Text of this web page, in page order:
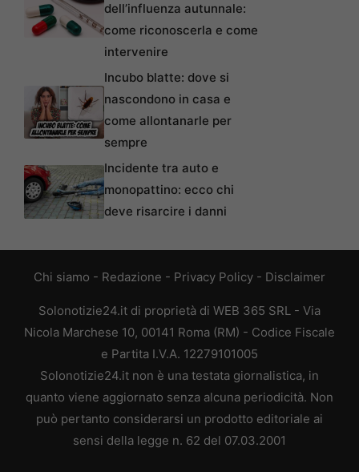
dell’influenza autunnale:
come riconoscerla e come
intervenire
Incubo blatte: dove si
nascondono in casa e
come allontanarle per
sempre
Incidente tra auto e
monopattino: ecco chi
deve risarcire i danni
Chi siamo - Redazione - Privacy Policy - Disclaimer
Solonotizie24.it di proprietà di WEB 365 SRL - Via
Nicola Marchese 10, 00141 Roma (RM) - Codice Fiscale
e Partita I.V.A. 12279101005
Solonotizie24.it non è una testata giornalistica, in
quanto viene aggiornato senza alcuna periodicità. Non
può pertanto considerarsi un prodotto editoriale ai
sensi della legge n. 62 del 07.03.2001